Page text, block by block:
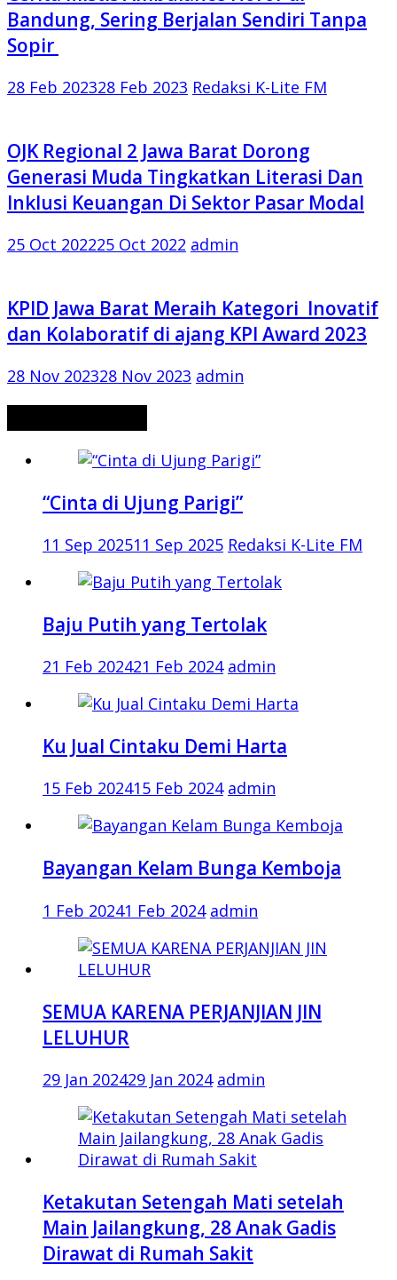
Bandung, Sering Berjalan Sendiri Tanpa
Sopir
28 Feb 202328 Feb 2023 Redaksi K-Lite FM
OJK Regional 2 Jawa Barat Dorong
Generasi Muda Tingkatkan Literasi Dan
Inklusi Keuangan Di Sektor Pasar Modal
25 Oct 202225 Oct 2022 admin
KPID Jawa Barat Meraih Kategori Inovatif
dan Kolaboratif di ajang KPI Award 2023
28 Nov 202328 Nov 2023 admin
“Cinta di Ujung Parigi”
11 Sep 202511 Sep 2025 Redaksi K-Lite FM
Baju Putih yang Tertolak
21 Feb 202421 Feb 2024 admin
Ku Jual Cintaku Demi Harta
15 Feb 202415 Feb 2024 admin
Bayangan Kelam Bunga Kemboja
1 Feb 20241 Feb 2024 admin
SEMUA KARENA PERJANJIAN JIN
LELUHUR
29 Jan 202429 Jan 2024 admin
Ketakutan Setengah Mati setelah
Main Jailangkung, 28 Anak Gadis
Dirawat di Rumah Sakit